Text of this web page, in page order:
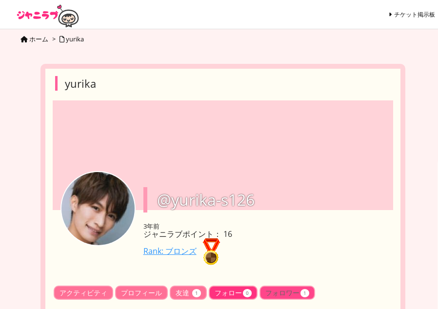
チケット掲示板
ホーム > yurika
yurika
@yurika-s126
3年前
ジャニラブポイント： 16
Rank: ブロンズ
アクティビティ プロフィール 友達 1 フォロー 0 フォロワー 1